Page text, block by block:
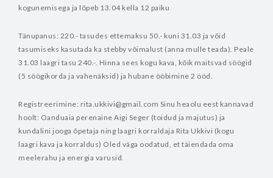
kogunemisega ja lõpeb 13.04 kella 12 paiku
Tänupanus: 220.- tasudes ettemaksu 50.- kuni 31.03 ja võid
tasumiseks kasutada ka stebby võimalust (anna mulle teada). Peale
31.03 laagri tasu 240.-. Hinna sees kogu kava, kõik maitsvad söögid
(5 söögikorda ja vahenäksid) ja hubane ööbimine 2 ööd.
Registreerimine: rita.ukkivi@gmail.com Sinu heaolu eest kannavad
hoolt: Oanduaia perenaine Aigi Seger (toidud ja majutus) ja
kundalini jooga õpetaja ning laagri korraldaja Rita Ukkivi (kogu
laagri kava ja korraldus) Oled väga oodatud, et täiendada oma
meelerahu ja energia varusid.